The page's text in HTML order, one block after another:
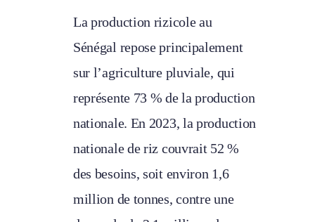
La production rizicole au
Sénégal repose principalement
sur l’agriculture pluviale, qui
représente 73 % de la production
nationale. En 2023, la production
nationale de riz couvrait 52 %
des besoins, soit environ 1,6
million de tonnes, contre une